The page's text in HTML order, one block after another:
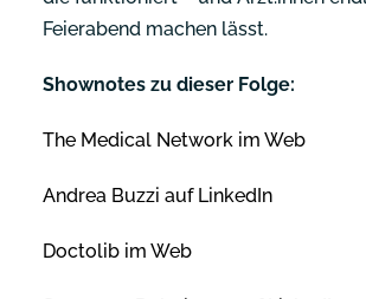
Feierabend machen lässt.
Shownotes zu dieser Folge:
The Medical Network im Web
Andrea Buzzi auf LinkedIn
Doctolib im Web